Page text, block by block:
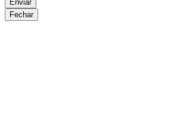
Enviar
Fechar